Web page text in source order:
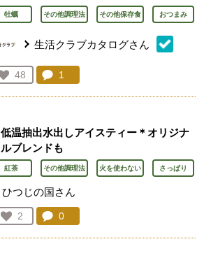
牡蠣 その他調理法 その他保存食 おつまみ
生活クラブカタログさん
お気に入り登録：
48
人が登録
コメント：
1
低温抽出水出しアイスティー＊オリジナ
ルブレンドも
紅茶 その他調理法 火を使わない さっぱり
ひつじの国さん
お気に入り登録：
2
人が登録
コメント：
0